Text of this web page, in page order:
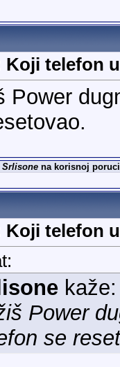
Koji telefon
Power
Srlisonena korisnoj
Koji telefon
Power
se